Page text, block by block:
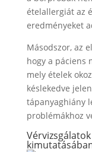
ételallergiát az
eredményeket
Másodszor, az
hogy a páciens
mely ételek
késlekedve
tápanyaghiány
problémákhoz